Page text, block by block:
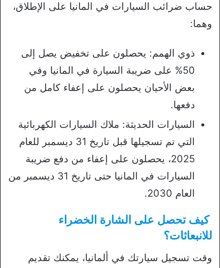
حساب ضرائب السيارات في المانيا على الإطلاق،
وهما:
ذوي الهمم: يحصلون على تخفيض يصل إلى
50% على ضريبة السيارة في المانيا وفي
بعض الأحيان يحصلون على إعفاء كامل من
دفعها.
السيارات الحديثة: ملاك السيارات الكهربائية
التي تم تسجيلها قبل تاريخ 31 ديسمبر للعام
2025، يحصلون على إعفاء من دفع ضريبة
السيارات في المانيا حتى تاريخ 31 ديسمبر من
العام 2030.
كيف تحصل على الشارة الخضراء
للانبعاثات؟
وقت تسجيل سيارتك في ألمانيا، يمكنك تقديم